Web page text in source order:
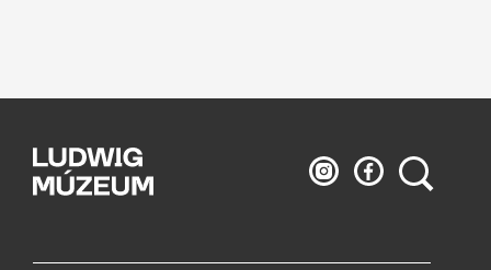
Ludwig
Múzeum
Ludwig
Múzeum
Keresés